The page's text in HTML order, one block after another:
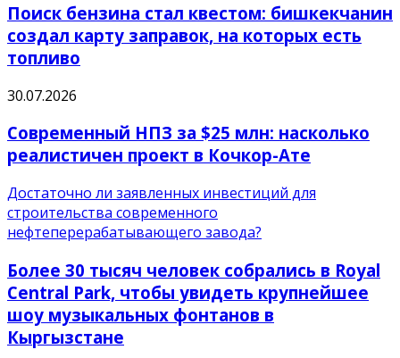
Поиск бензина стал квестом: бишкекчанин
создал карту заправок, на которых есть
топливо
30.07.2026
Современный НПЗ за $25 млн: насколько
реалистичен проект в Кочкор-Ате
Достаточно ли заявленных инвестиций для
строительства современного
нефтеперерабатывающего завода?
Более 30 тысяч человек собрались в Royal
Central Park, чтобы увидеть крупнейшее
шоу музыкальных фонтанов в
Кыргызстане